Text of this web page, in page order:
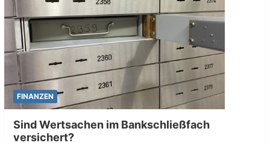
FINANZEN
Sind Wertsachen im Bankschließfach
versichert?